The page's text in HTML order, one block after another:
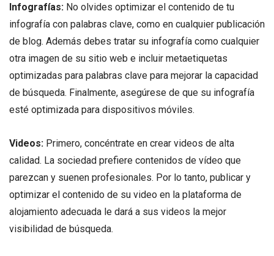
Infografías: No olvides optimizar el contenido de tu
infografía con palabras clave, como en cualquier publicación
de blog. Además debes tratar su infografía como cualquier
otra imagen de su sitio web e incluir metaetiquetas
optimizadas para palabras clave para mejorar la capacidad
de búsqueda. Finalmente, asegúrese de que su infografía
esté optimizada para dispositivos móviles.
Videos: Primero, concéntrate en crear videos de alta
calidad. La sociedad prefiere contenidos de vídeo que
parezcan y suenen profesionales. Por lo tanto, publicar y
optimizar el contenido de su video en la plataforma de
alojamiento adecuada le dará a sus videos la mejor
visibilidad de búsqueda.